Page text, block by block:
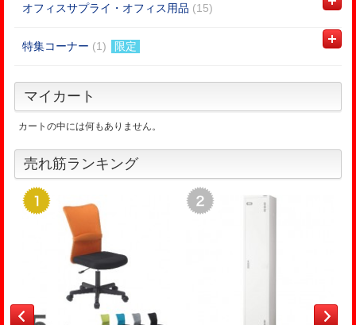
オフィスサプライ・オフィス用品 (15)
特集コーナー (1) 限定
マイカート
カートの中には何もありません。
売れ筋ランキング